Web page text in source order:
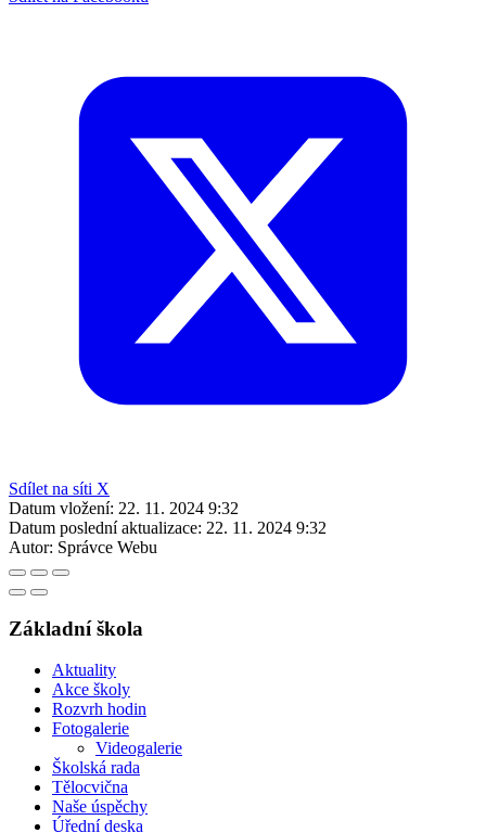
Sdílet na síti X
Datum vložení: 22. 11. 2024 9:32
Datum poslední aktualizace: 22. 11. 2024 9:32
Autor: Správce Webu
Základní škola
Aktuality
Akce školy
Rozvrh hodin
Fotogalerie
Videogalerie
Školská rada
Tělocvična
Naše úspěchy
Úřední deska